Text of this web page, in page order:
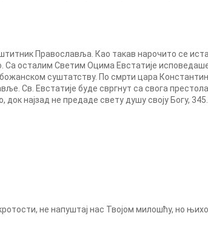
Православља. Као такав нарочито се
Са осталим Светим Оцима Евстатије
суштатству. По смрти цара
Св. Евстатије буде свргнут са свога
најзад не предаде свету душу своју Богу, 345.
не напуштај нас Твојом милошћу, но